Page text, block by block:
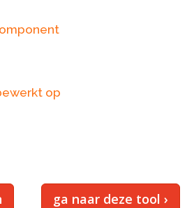
op
ga naar deze tool ›